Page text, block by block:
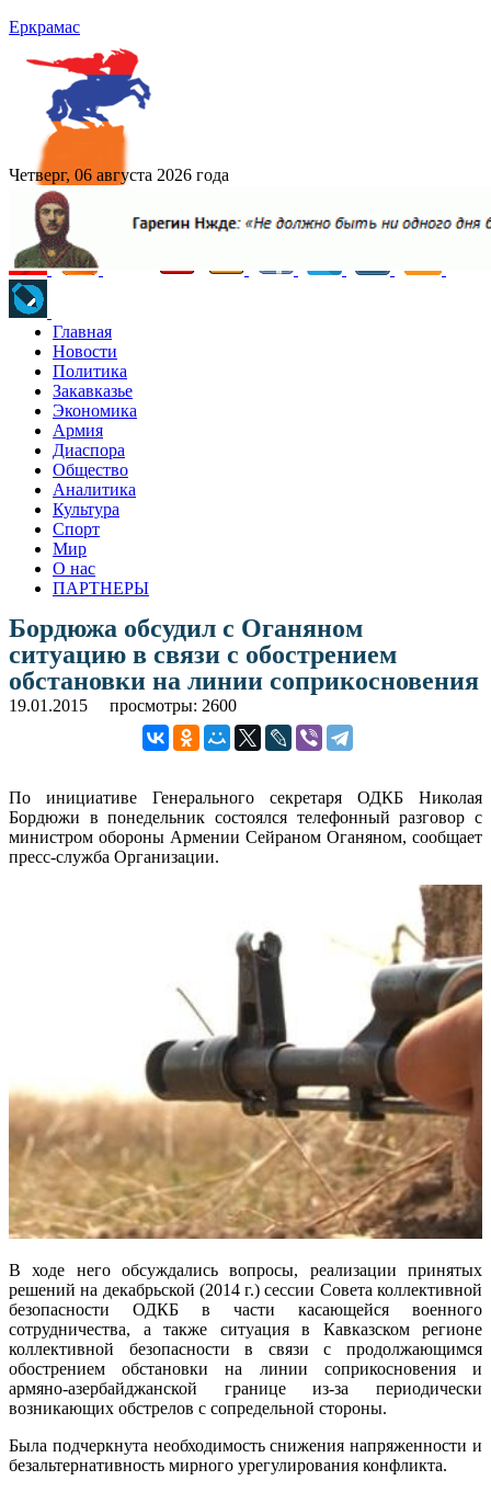
Еркрамас
Четверг, 06 августа 2026 года
Главная
Новости
Политика
Закавказье
Экономика
Армия
Диаспора
Общество
Аналитика
Культура
Спорт
Мир
О нас
ПАРТНЕРЫ
Бордюжа обсудил с Оганяном
ситуацию в связи с обострением
обстановки на линии соприкосновения
19.01.2015 просмотры: 2600
По инициативе Генерального секретаря ОДКБ Николая
Бордюжи в понедельник состоялся телефонный разговор с
министром обороны Армении Сейраном Оганяном, сообщает
пресс-служба Организации.
В ходе него обсуждались вопросы, реализации принятых
решений на декабрьской (2014 г.) сессии Совета коллективной
безопасности ОДКБ в части касающейся военного
сотрудничества, а также ситуация в Кавказском регионе
коллективной безопасности в связи с продолжающимся
обострением обстановки на линии соприкосновения и
армяно-азербайджанской границе из-за периодически
возникающих обстрелов с сопредельной стороны.
Была подчеркнута необходимость снижения напряженности и
безальтернативность мирного урегулирования конфликта.